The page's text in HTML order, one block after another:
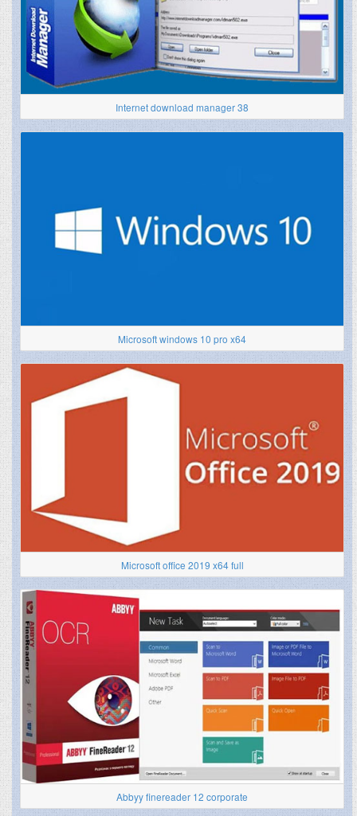
Internet download manager 38
Microsoft windows 10 pro x64
Microsoft office 2019 x64 full
Abbyy finereader 12 corporate